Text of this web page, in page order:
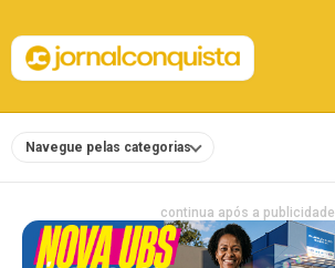
Navegue pelas categorias
continua após a publicidade